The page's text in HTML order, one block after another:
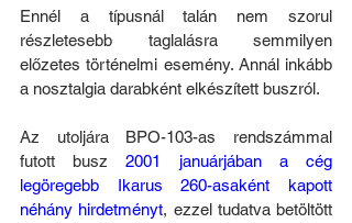
Ennél a típusnál talán nem szorul
részletesebb taglalásra semmilyen
előzetes történelmi esemény. Annál inkább
a nosztalgia darabként elkészített buszról.
Az utoljára BPO-103-as rendszámmal
futott busz 2001 januárjában a cég
legöregebb Ikarus 260-asaként kapott
néhány hirdetményt, ezzel tudatva betöltött